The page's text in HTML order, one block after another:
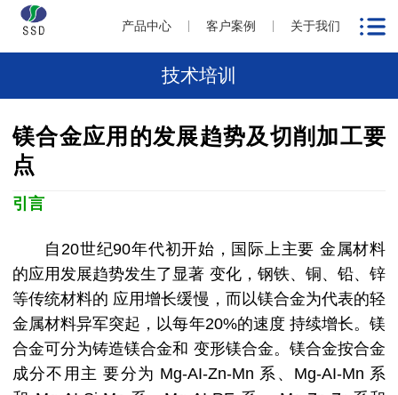
产品中心 客户案例 关于我们
技术培训
镁合金应用的发展趋势及切削加工要
点
引言
自20世纪90年代初开始，国际上主要 金属材料
的应用发展趋势发生了显著 变化，钢铁、铜、铅、锌
等传统材料的 应用增长缓慢，而以镁合金为代表的轻
金属材料异军突起，以每年20%的速度 持续增长。镁
合金可分为铸造镁合金和 变形镁合金。镁合金按合金
成分不用主 要分为 Mg-AI-Zn-Mn 系、Mg-AI-Mn 系